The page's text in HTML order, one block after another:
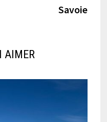
Savoie
AIMER